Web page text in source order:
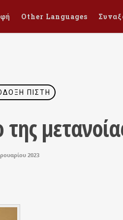
Other Languages
ΠΊΣΤΗ
2023